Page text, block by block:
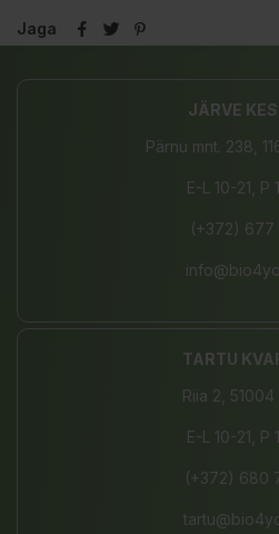
Jaga
JÄRVE
Pärnu mnt. 238,
E-L 10-21, P
(+372) 677
TARTU
Riia 2, 51004
E-L 10-21, P
(+372) 680